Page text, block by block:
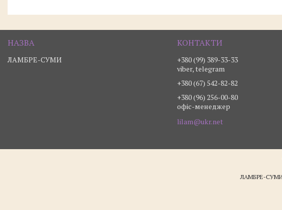
ЛАМБРЕ-СУМИ
+380 (99) 389-33-33
viber, telegram
+380 (67) 542-82-82
+380 (96) 256-00-80
офіс-менеджер
lilam@ukr.net